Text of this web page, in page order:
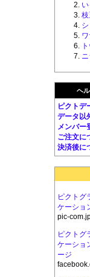
ニ
ヘ
ピクトデ
データ以
メンバー
ご注文に
決済後に
ピクトグ
ケーショ
pic-
ピクトグ
ケーショ
ージ